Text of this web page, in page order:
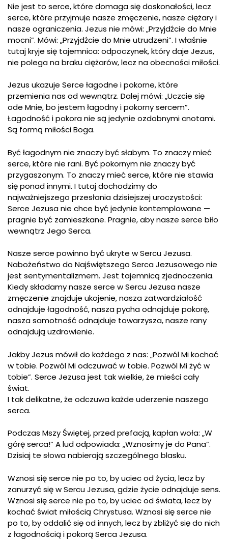
Nie jest to serce, które domaga się doskonałości, lecz
serce, które przyjmuje nasze zmęczenie, nasze ciężary i
nasze ograniczenia. Jezus nie mówi: „Przyjdźcie do Mnie
mocni”. Mówi: „Przyjdźcie do Mnie utrudzeni”. I właśnie
tutaj kryje się tajemnica: odpoczynek, który daje Jezus,
nie polega na braku ciężarów, lecz na obecności miłości.
Jezus ukazuje Serce łagodne i pokorne, które
przemienia nas od wewnątrz. Dalej mówi: „Uczcie się
ode Mnie, bo jestem łagodny i pokorny sercem”.
Łagodność i pokora nie są jedynie ozdobnymi cnotami.
Są formą miłości Boga.
Być łagodnym nie znaczy być słabym. To znaczy mieć
serce, które nie rani. Być pokornym nie znaczy być
przygaszonym. To znaczy mieć serce, które nie stawia
się ponad innymi. I tutaj dochodzimy do
najważniejszego przesłania dzisiejszej uroczystości:
Serce Jezusa nie chce być jedynie kontemplowane —
pragnie być zamieszkane. Pragnie, aby nasze serce biło
wewnątrz Jego Serca.
Nasze serce powinno być ukryte w Sercu Jezusa.
Nabożeństwo do Najświętszego Serca Jezusowego nie
jest sentymentalizmem. Jest tajemnicą zjednoczenia.
Kiedy składamy nasze serce w Sercu Jezusa nasze
zmęczenie znajduje ukojenie, nasza zatwardziałość
odnajduje łagodność, nasza pycha odnajduje pokorę,
nasza samotność odnajduje towarzysza, nasze rany
odnajdują uzdrowienie.
Jakby Jezus mówił do każdego z nas: „Pozwól Mi kochać
w tobie. Pozwól Mi odczuwać w tobie. Pozwól Mi żyć w
tobie”. Serce Jezusa jest tak wielkie, że mieści cały
świat.
I tak delikatne, że odczuwa każde uderzenie naszego
serca.
Podczas Mszy Świętej, przed prefacją, kapłan woła: „W
górę serca!” A lud odpowiada: „Wznosimy je do Pana”.
Dzisiaj te słowa nabierają szczególnego blasku.
Wznosi się serce nie po to, by uciec od życia, lecz by
zanurzyć się w Sercu Jezusa, gdzie życie odnajduje sens.
Wznosi się serce nie po to, by uciec od świata, lecz by
kochać świat miłością Chrystusa. Wznosi się serce nie
po to, by oddalić się od innych, lecz by zbliżyć się do nich
z łagodnością i pokorą Serca Jezusa.